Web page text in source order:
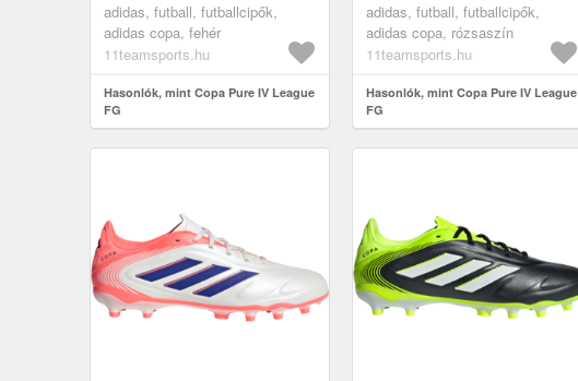
adidas, futball, futballcipők,
adidas copa, fehér
11teamsports.hu
Hasonlók, mint Copa Pure IV League
FG
adidas, futball, futballcipők,
adidas copa, rózsaszín
11teamsports.hu
Hasonlók, mint Copa Pure IV League
FG